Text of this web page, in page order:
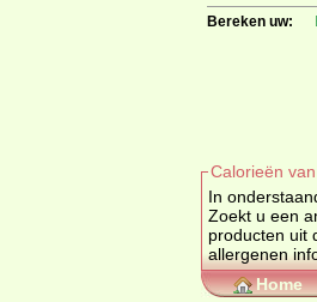
Bereken uw:
Calorieën
In
Zoekt u een
producten uit
allergenen
Home